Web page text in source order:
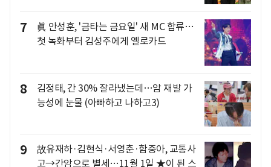
7
眞 안성훈, '금타는 금요일' 새 MC 합류…
첫 녹화부터 김성주에게 옐로카드
8
김정태, 간 30% 잘라냈는데…암 재발 가
능성에 눈물 (아빠하고 나하고3)
9
故유재하·김현식·서영춘·함중아, 교통사
고→간암으로 별세…11월 1일 ★이 된 스